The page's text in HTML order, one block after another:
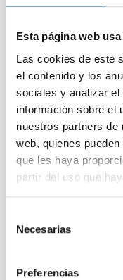
Esta página web
Las cookies de este
el contenido y los
sociales y analizar
información sobre el
nuestros partners de
web, quienes
que les haya
partir del uso que
Necesarias
Preferencias
Cabrestante De
10/TRT1301C